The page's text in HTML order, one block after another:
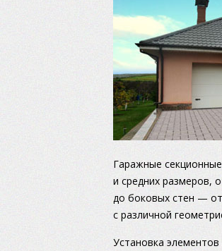
Гаражные
и средних размеров,
до боковых стен —
с различной
Установка